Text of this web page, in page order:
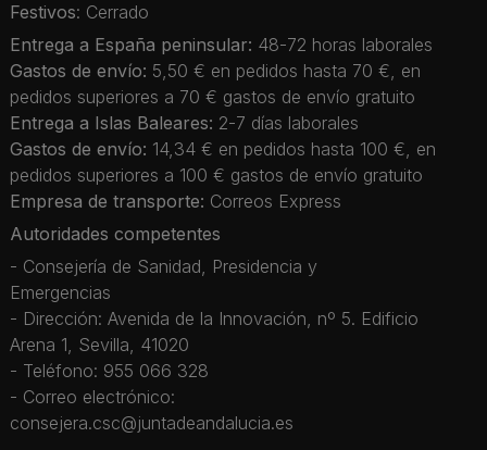
Festivos: Cerrado
Entrega a España peninsular: 48-72 horas laborales
Gastos de envío: 5,50 € en pedidos hasta 70 €, en
pedidos superiores a 70 € gastos de envío gratuito
Entrega a Islas Baleares: 2-7 días laborales
Gastos de envío: 14,34 € en pedidos hasta 100 €, en
pedidos superiores a 100 € gastos de envío gratuito
Empresa de transporte: Correos Express
Autoridades competentes
- Consejería de Sanidad, Presidencia y
Emergencias
- Dirección: Avenida de la Innovación, nº 5. Edificio
Arena 1, Sevilla, 41020
- Teléfono: 955 066 328
- Correo electrónico:
consejera.csc@juntadeandalucia.es